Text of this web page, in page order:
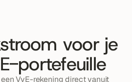
voor je
portefeuille
VvE-rekening direct vanuit